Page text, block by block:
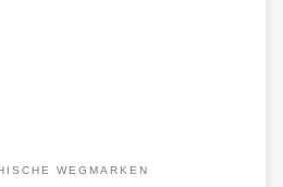
WEGMARKEN